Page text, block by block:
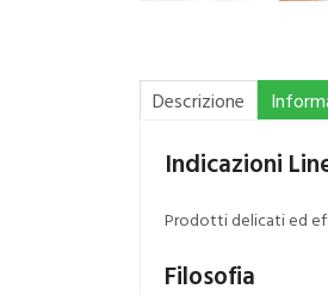
Descrizione
Indicazioni
Prodotti delicati ed
Filosofia